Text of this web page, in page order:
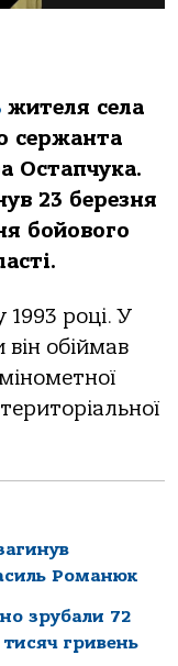
жителя села
сержанта
Остапчука.
23 березня
бойового
1993 році. У
обіймав
Романюк
зрубали 72
гривень